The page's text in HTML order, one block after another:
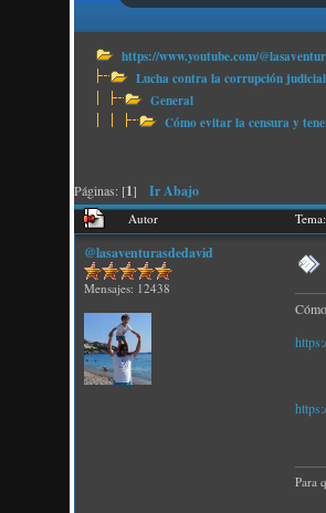
https://www.youtube.com/
Lucha contra la corrupción judicial
General
Cómo evitar la censura y
Páginas: [1]Ir Abajo
Autor
@lasaventurasdedavid
Mensajes: 12438
Para